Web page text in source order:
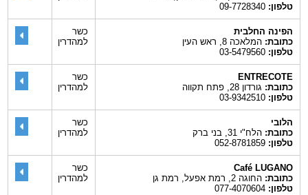
טלפון:09-7728340
הפינה החלבית
כתובת:המלאכה 8, ראש העין
טלפון:03-5479560
כשר
למהדרין
ENTRECOTE
כתובת:גורדון 28, פתח תקווה
טלפון:03-9342510
כשר
למהדרין
הלובי
כתובת:הלח"י 31, בני ברק
טלפון:052-8781859
כשר
למהדרין
Café LUGANO
כתובת:החוגה 2, רמת אפעל, רמת גן
טלפון:077-4070604
כשר
למהדרין